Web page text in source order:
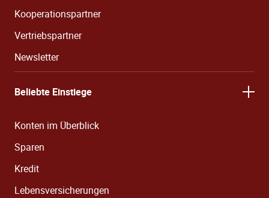
Kooperationspartner
Vertriebspartner
Newsletter
Beliebte Einstiege
Konten im Überblick
Sparen
Kredit
Lebensversicherungen